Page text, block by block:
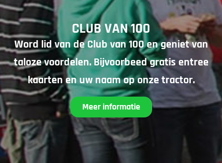
CLUB VAN 100
Word lid van de Club van 100 en geniet van
taloze voordelen. Bijvoorbeed gratis entree
kaarten en uw naam op onze tractor.
Meer informatie